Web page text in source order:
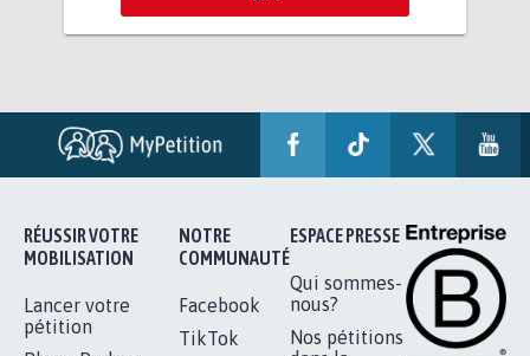
RÉUSSIR VOTRE
MOBILISATION
Lancer votre
pétition
NOTRE
COMMUNAUTÉ
Facebook
TikTok
ESPACE PRESSE
Qui sommes-
nous?
Nos pétitions